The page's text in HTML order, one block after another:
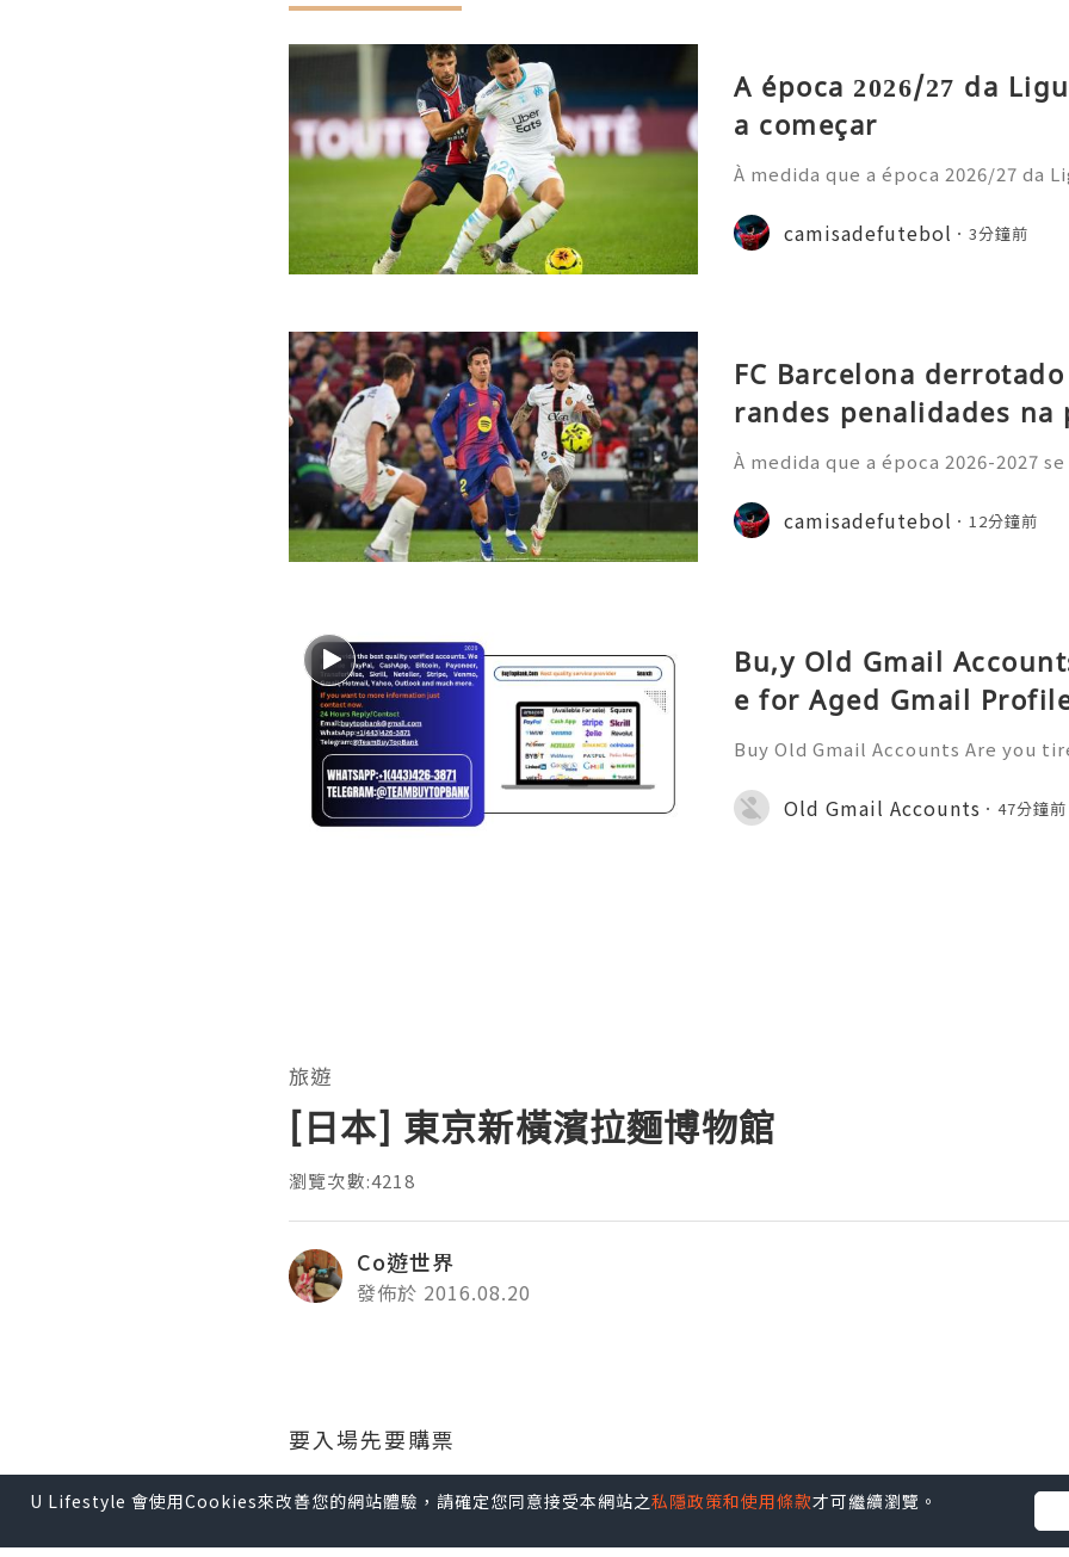
A época 2026/27 da
a começar
À medida que a época 2026/27 da
o prazo para o título. Os adeptos
amisolas de futebol
camisadefutebol 3分鐘前
FC Barcelona
randes penalidades na
À medida que a época 2026-2027
sivo, com vários jogos amigáveis
esse por parte dos a
camisadefutebol 12分鐘前
Bu,y Old Gmail
e for Aged Gmail
Buy Old Gmail Accounts Are you
ost? Look no further; Buy old
olution for you! Also
Old Gmail Accounts 47分鐘前
旅遊
[日本] 東京新橫濱拉麵博物館
瀏覽次數:4218
Co遊世界
發佈於 2016.08.20
要入場先要購票
這裡有顯示每間店舖要等待的時間。
U Lifestyle 會使用Cookies來改善您的網站體驗，請確定您同意接受本網站之私隱政策和使用條款才可繼續瀏覽。